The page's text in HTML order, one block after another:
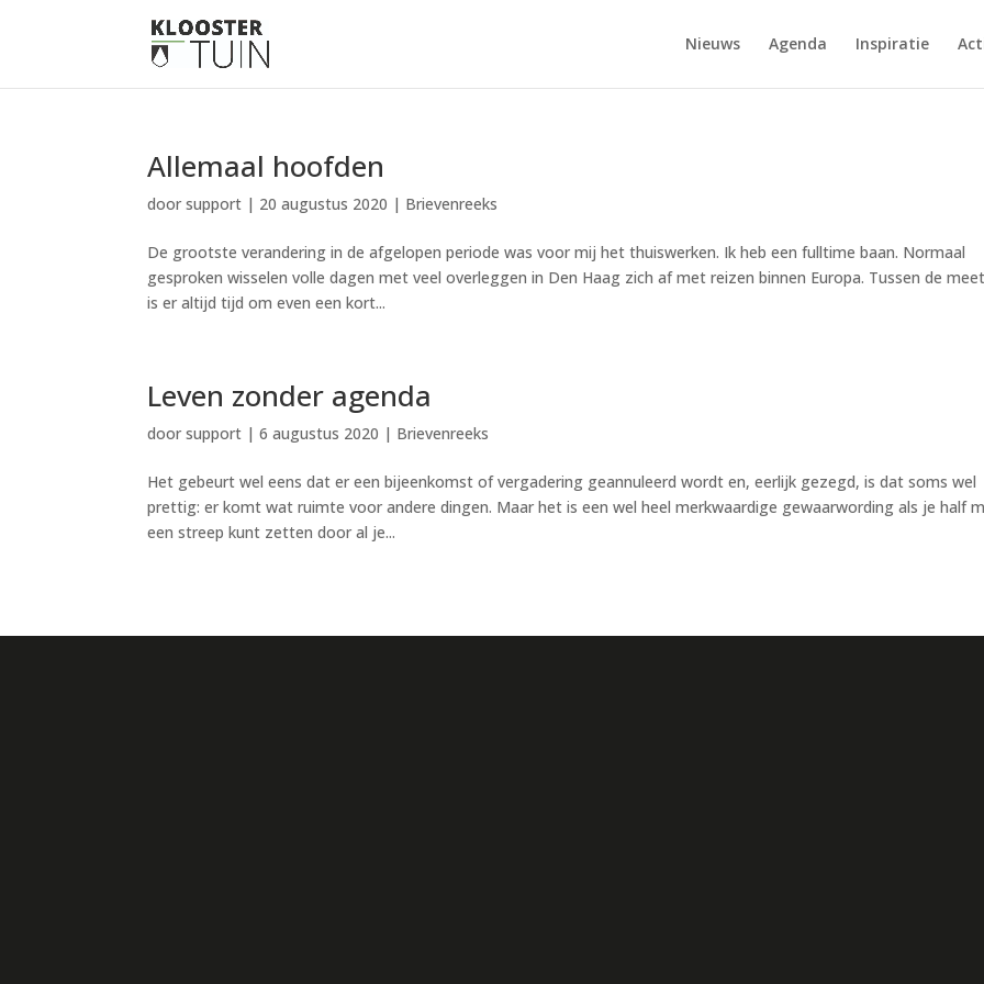
Nieuws Agenda Inspiratie
Allemaal hoofden
doorsupport | 20 augustus 2020 | Brievenreeks
De grootste verandering in de afgelopen periode was voor mij het thuiswerken. Ik heb een fulltime baan. Normaal
gesproken wisselen volle dagen met veel overleggen in Den Haag zich af met reizen binnen Europa. Tussen de
is er altijd tijd om even een kort...
Leven zonder agenda
doorsupport |6 augustus 2020 | Brievenreeks
Het gebeurt wel eens dat er een bijeenkomst of vergadering geannuleerd wordt en, eerlijk gezegd, is dat soms wel
prettig: er komt wat ruimte voor andere dingen. Maar het is een wel heel merkwaardige gewaarwording als je half
een streep kunt zetten door al je...